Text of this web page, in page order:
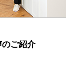
ご紹介